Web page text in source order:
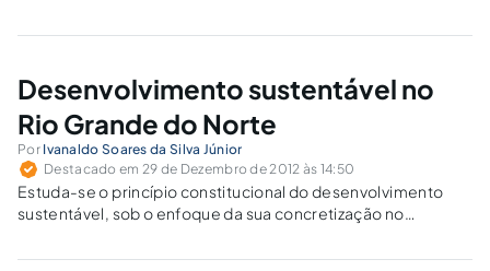
de abril de 2008, do Conselho Nacional dos Direitos do
Desenvolvimento sustentável no
Rio Grande do Norte
Por Ivanaldo Soares da Silva Júnior
Destacado em 29 de Dezembro de 2012 às 14:50
Estuda-se o princípio constitucional do desenvolvimento
sustentável, sob o enfoque da sua concretização no